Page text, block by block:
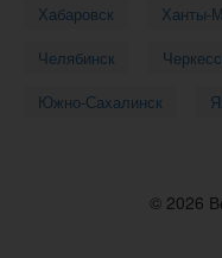
Хабаровск
Ханты-
Челябинск
Южно-Сахалинск
© 2026